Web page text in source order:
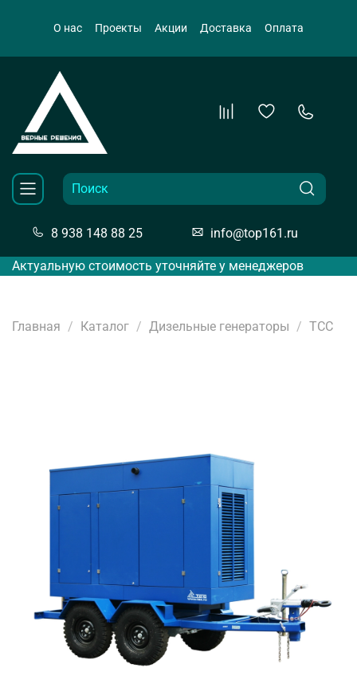
О нас Проекты Акции Доставка Оплата
8 938 148 88 25 info@top161.ru
Актуальную стоимость уточняйте у менеджеров
Главная Каталог Дизельные генераторы ТСС